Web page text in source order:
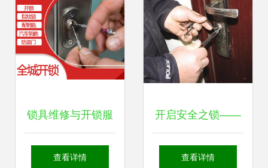
锁具维修与开锁服
务 专业解决您的各
查看详情
开启安全之锁——
备案开锁公司资质
查看详情